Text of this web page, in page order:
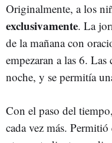
Originalmente, a los
exclusivamente. La
de la mañana con
empezaran a las 6.
noche, y se permitía
Con el paso del
cada vez más.